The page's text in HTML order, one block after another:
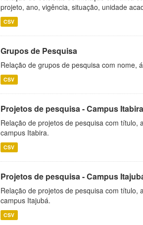
projeto, ano, vigência, situação, unidade
CSV
Grupos de Pesquisa
Relação de grupos de pesquisa com nome,
CSV
Projetos de pesquisa - Campus Itabira
Relação de projetos de pesquisa com título,
campus Itabira.
CSV
Projetos de pesquisa - Campus
Relação de projetos de pesquisa com título,
campus Itajubá.
CSV